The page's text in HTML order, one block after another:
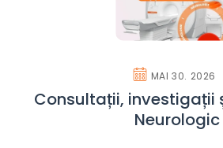
MAI 30. 2026
Consultații, investigații
Neurologic